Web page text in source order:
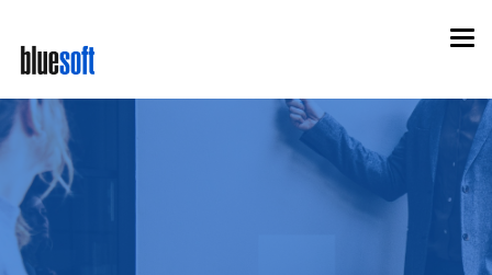
main
content